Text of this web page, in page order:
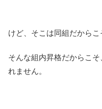
けど、そこは同組だからこ
そんな組内昇格だからこ
れません。